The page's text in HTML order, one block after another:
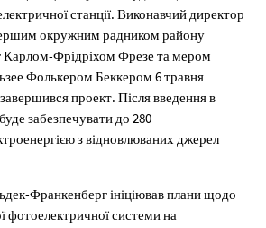
станції. Виконавчий директор
окружним радником району
Фрідріхом Фрезе та мером
Фолькером Беккером 6 травня
проект. Після введення в
забезпечувати до 280
з відновлюваних джерел
Франкенберг ініціював плани щодо
фотоелектричної системи на